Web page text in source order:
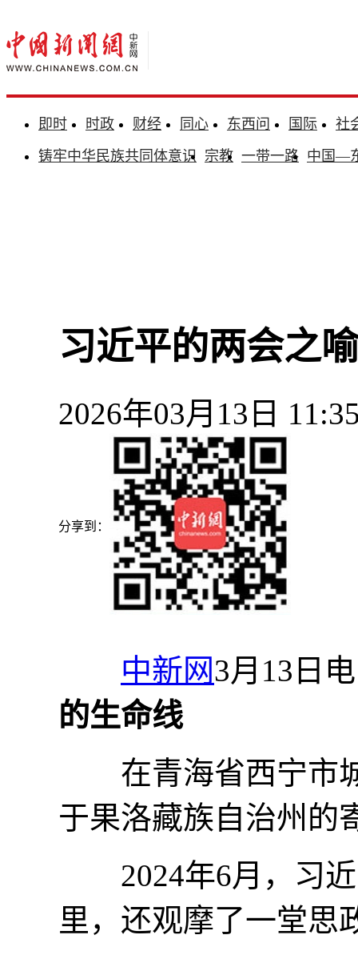
即时 时政 财经 同心 东西问 国际
社
铸牢中华民族共同体意识 宗教 一带一路 中国—
习近平的两会之
2026年03月13日
分享到：
中新网3月13日
的生命线
在青海省西宁市城
于果洛藏族自治州
2024年6月，习近
里，还观摩了一堂思